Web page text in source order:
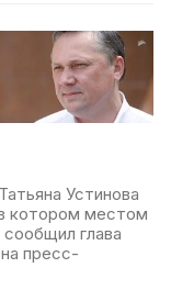
Устинова
котором местом
глава
пресс-